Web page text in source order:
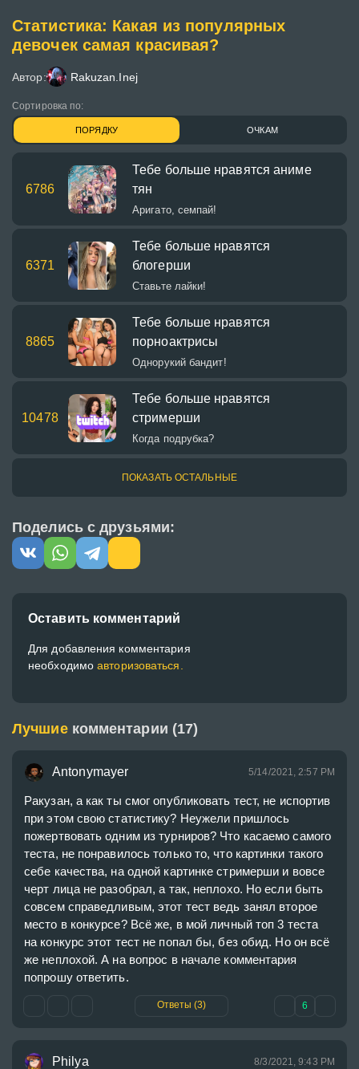
Статистика: Какая из популярных
девочек самая красивая?
Автор: Rakuzan.Inej
Сортировка по:
ПОРЯДКУ ОЧКАМ
6786
Тебе больше нравятся аниме
тян
Аригато, семпай!
6371
Тебе больше нравятся
блогерши
Ставьте лайки!
8865
Тебе больше нравятся
порноактрисы
Однорукий бандит!
10478
Тебе больше нравятся
стримерши
Когда подрубка?
ПОКАЗАТЬ ОСТАЛЬНЫЕ
Поделись с друзьями:
Оставить комментарий
Для добавления комментария
необходимоавторизоваться.
Лучшие комментарии (17)
Antonymayer 5/14/2021, 2:57 PM
Ракузан, а как ты смог опубликовать тест, не испортив
при этом свою статистику? Неужели пришлось
пожертвовать одним из турниров? Что касаемо самого
теста, не понравилось только то, что картинки такого
себе качества, на одной картинке стримерши и вовсе
черт лица не разобрал, а так, неплохо. Но если быть
совсем справедливым, этот тест ведь занял второе
место в конкурсе? Всё же, в мой личный топ 3 теста
на конкурс этот тест не попал бы, без обид. Но он всё
же неплохой. А на вопрос в начале комментария
попрошу ответить.
Ответы (3) 6
Philya 8/3/2021, 9:43 PM